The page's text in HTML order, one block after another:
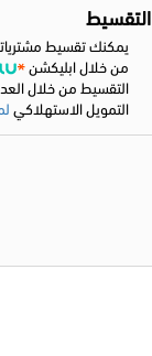
التقسيط
يمكنك تقسيط
من خلال ابليكشن
التقسيط من خلال
التمويل الاستهلاكي